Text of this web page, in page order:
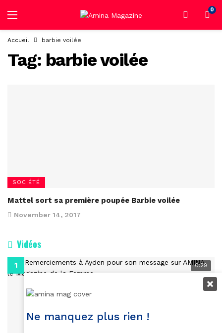
0
Accueil barbie voilée
Tag: barbie voilée
SOCIÉTÉ
Mattel sort sa première poupée Barbie voilée
November 14, 2017
Vidéos
0:29
Ne manquez plus rien !